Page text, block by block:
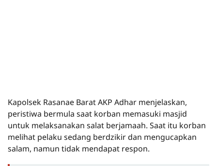
Kapolsek Rasanae Barat AKP Adhar menjelaskan,
peristiwa bermula saat korban memasuki masjid
untuk melaksanakan salat berjamaah. Saat itu korban
melihat pelaku sedang berdzikir dan mengucapkan
salam, namun tidak mendapat respon.